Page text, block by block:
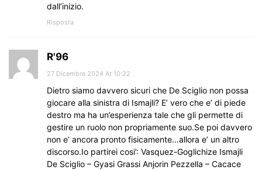
dall’inizio.
Risposta
R'96
27 Dicembre 2024 At 10:22
Dietro siamo davvero sicuri che De Sciglio non possa
giocare alla sinistra di Ismajli? E’ vero che e’ di piede
destro ma ha un’esperienza tale che gli permette di
gestire un ruolo non propriamente suo.Se poi davvero
non e’ ancora pronto fisicamente…allora e’ un altro
discorso.Io partirei cosi’: Vasquez-Goglichize Ismajli
De Sciglio – Gyasi Grassi Anjorin Pezzella – Cacace